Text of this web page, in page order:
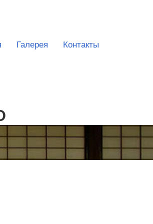
Галерея Контакты